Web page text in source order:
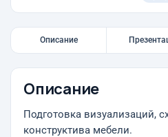
Описание
Описание
Подготовка визуализаций,
конструктива мебели.